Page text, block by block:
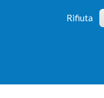
Rifiuta